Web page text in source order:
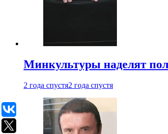
Минкультуры наделят
2 года спустя2 года спустя